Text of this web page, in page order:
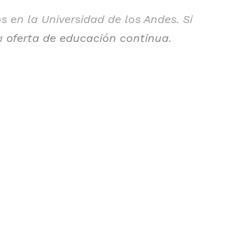
la Universidad de los Andes. Si
oferta de educación continua.